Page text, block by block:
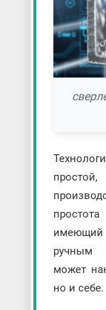
ручным
может
но и себе.